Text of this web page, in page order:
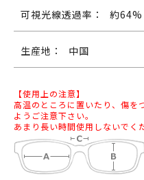
可視光線透過率： 約64%
生産地： 中国
【使用上の注意】
高温のところに置いたり、傷を
ようご注意下さい。
あまり長い時間使用しないでく